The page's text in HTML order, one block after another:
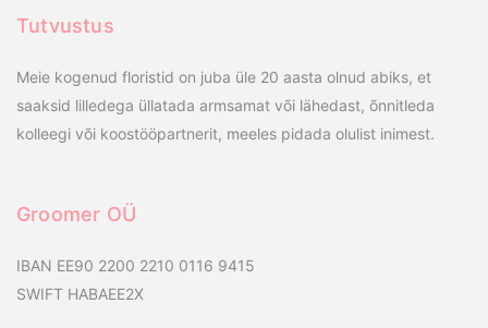
Tutvustus
Meie kogenud floristid on juba üle 20 aasta olnud abiks, et
saaksid lilledega üllatada armsamat või lähedast, õnnitleda
kolleegi või koostööpartnerit, meeles pidada olulist inimest.
Groomer OÜ
IBAN EE90 2200 2210 0116 9415
SWIFT HABAEE2X